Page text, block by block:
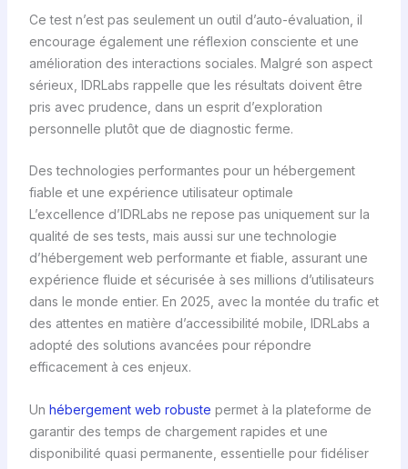
Ce test n’est pas seulement un outil d’auto-évaluation, il
encourage également une réflexion consciente et une
amélioration des interactions sociales. Malgré son aspect
sérieux, IDRLabs rappelle que les résultats doivent être
pris avec prudence, dans un esprit d’exploration
personnelle plutôt que de diagnostic ferme.
Des technologies performantes pour un hébergement
fiable et une expérience utilisateur optimale
L’excellence d’IDRLabs ne repose pas uniquement sur la
qualité de ses tests, mais aussi sur une technologie
d’hébergement web performante et fiable, assurant une
expérience fluide et sécurisée à ses millions d’utilisateurs
dans le monde entier. En 2025, avec la montée du trafic et
des attentes en matière d’accessibilité mobile, IDRLabs a
adopté des solutions avancées pour répondre
efficacement à ces enjeux.
Un hébergement web robuste permet à la plateforme de
garantir des temps de chargement rapides et une
disponibilité quasi permanente, essentielle pour fidéliser